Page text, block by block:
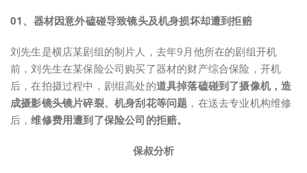
01、 器材因意外磕碰导致镜头及机身损坏却遭到拒赔
刘先生是横店某剧组的制片人，去年9月他所在的剧组开机
前，刘先生在某保险公司购买了器材的财产综合保险，开机
后，在拍摄过程中，剧组高处的道具掉落磕碰到了摄像机，造
成摄影镜头镜片碎裂、机身刮花等问题 ，在送去专业机构维修
后，维修费用遭到了保险公司的拒赔。
保叔分析